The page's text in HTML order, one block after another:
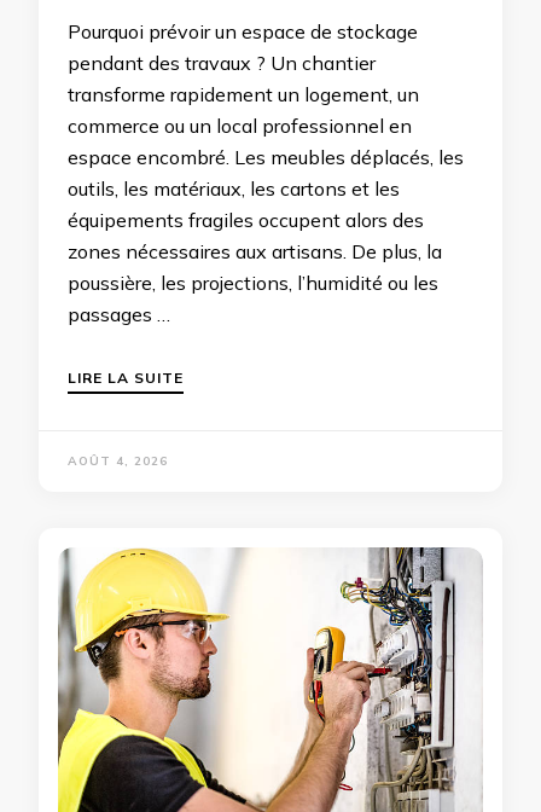
Pourquoi prévoir un espace de stockage
pendant des travaux ? Un chantier
transforme rapidement un logement, un
commerce ou un local professionnel en
espace encombré. Les meubles déplacés, les
outils, les matériaux, les cartons et les
équipements fragiles occupent alors des
zones nécessaires aux artisans. De plus, la
poussière, les projections, l’humidité ou les
passages …
LIRE LA SUITE
AOÛT 4, 2026